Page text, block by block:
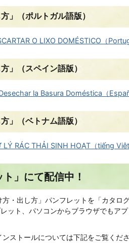
」（ポルトガル語版）
O LIXO DOMÉSTICO（
」（スペイン語版）
la Basura Doméstica（
」（ベトナム語版）
RÁC THẢI SINH HOẠT（tiếng
ト」にて配信中！
・出し方」パンフレットを「カタロ
ット、パソコンからブラウザでもア
ストールについては下記をご覧くださ